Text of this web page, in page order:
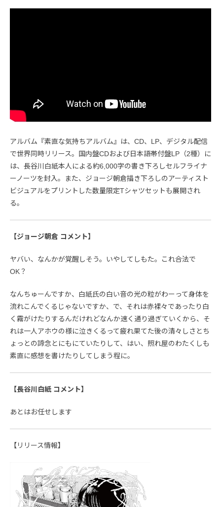
アルバム『素直な気持ちアルバム』は、CD、LP、デジタル配信
で世界同時リリース。国内盤CDおよび日本語帯付盤LP（2種）に
は、長谷川白紙本人による約6,000字の書き下ろしセルフライナ
ーノーツを封入。また、ジョージ朝倉描き下ろしのアーティスト
ビジュアルをプリントした数量限定Tシャツセットも展開され
る。
【ジョージ朝倉 コメント】
ヤバい、なんかが覚醒しそう。いやしてしもた。これ合法で
OK？
なんちゅーんですか、白紙氏の白い音の光の粒がわーって身体を
流れこんでくるじゃないですか、で、それは赤裸々であったり白
く霧がけたりするんだけれどなんか速く通り過ぎていくから、そ
れは一人アホウの様に泣きくるって疲れ果てた後の清々しさとち
ょっとの諦念とにもにていたりして、はい、照れ屋のわたくしも
素直に感想を書けたりしてしまう程に。
【長谷川白紙 コメント】
あとはお任せします
【リリース情報】